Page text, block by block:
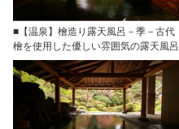
■【温泉】檜造り露天風呂－季－古代
檜を使用した優しい雰囲気の露天風呂